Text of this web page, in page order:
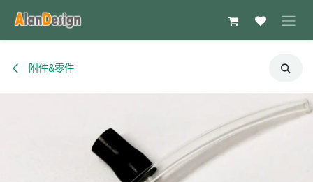
附件&零件